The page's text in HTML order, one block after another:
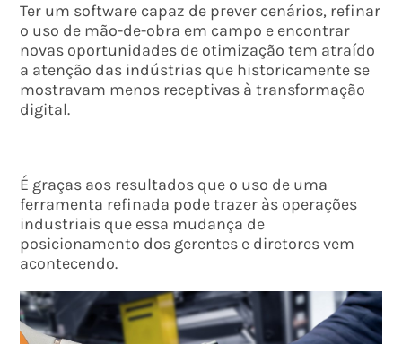
Ter um software capaz de prever cenários, refinar
o uso de mão-de-obra em campo e encontrar
novas oportunidades de otimização tem atraído
a atenção das indústrias que historicamente se
mostravam menos receptivas à transformação
digital.
É graças aos resultados que o uso de uma
ferramenta refinada pode trazer às operações
industriais que essa mudança de
posicionamento dos gerentes e diretores vem
acontecendo.